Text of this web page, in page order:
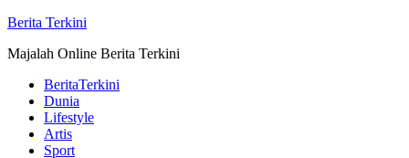
Berita Terkini
Majalah Online Berita Terkini
BeritaTerkini
Dunia
Lifestyle
Artis
Sport